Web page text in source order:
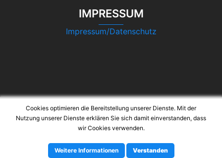
IMPRESSUM
Impressum/Datenschutz
© 2026 SRT. Stolz präsentiert vonSydney
Cookies optimieren die Bereitstellung unserer Dienste. Mit der
Nutzung unserer Dienste erklären Sie sich damit einverstanden, dass
wir Cookies verwenden.
Weitere Informationen Verstanden